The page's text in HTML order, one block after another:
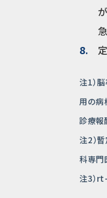
注1）
用の病
診療報
注2）
科専門
注3）